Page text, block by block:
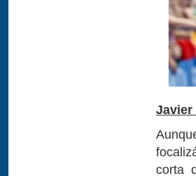
Javier
corta